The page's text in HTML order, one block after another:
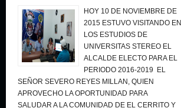
HOY 10 DE NOVIEMBRE DE
2015 ESTUVO VISITANDO EN
LOS ESTUDIOS DE
UNIVERSITAS STEREO EL
ALCALDE ELECTO PARA EL
PERIODO 2016-2019 EL
SEÑOR SEVERO REYES MILLAN, QUIEN
APROVECHO LA OPORTUNIDAD PARA
SALUDAR A LA COMUNIDAD DE EL CERRITO Y